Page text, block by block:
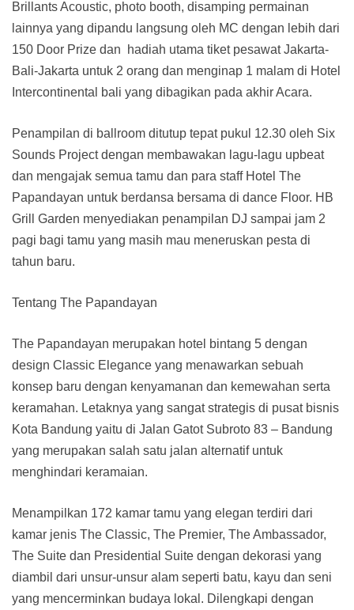
Brillants Acoustic, photo booth, disamping permainan
lainnya yang dipandu langsung oleh MC dengan lebih dari
150 Door Prize dan hadiah utama tiket pesawat Jakarta-
Bali-Jakarta untuk 2 orang dan menginap 1 malam di Hotel
Intercontinental bali yang dibagikan pada akhir Acara.
Penampilan di ballroom ditutup tepat pukul 12.30 oleh Six
Sounds Project dengan membawakan lagu-lagu upbeat
dan mengajak semua tamu dan para staff Hotel The
Papandayan untuk berdansa bersama di dance Floor. HB
Grill Garden menyediakan penampilan DJ sampai jam 2
pagi bagi tamu yang masih mau meneruskan pesta di
tahun baru.
Tentang The Papandayan
The Papandayan merupakan hotel bintang 5 dengan
design Classic Elegance yang menawarkan sebuah
konsep baru dengan kenyamanan dan kemewahan serta
keramahan. Letaknya yang sangat strategis di pusat bisnis
Kota Bandung yaitu di Jalan Gatot Subroto 83 – Bandung
yang merupakan salah satu jalan alternatif untuk
menghindari keramaian.
Menampilkan 172 kamar tamu yang elegan terdiri dari
kamar jenis The Classic, The Premier, The Ambassador,
The Suite dan Presidential Suite dengan dekorasi yang
diambil dari unsur-unsur alam seperti batu, kayu dan seni
yang mencerminkan budaya lokal. Dilengkapi dengan